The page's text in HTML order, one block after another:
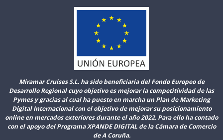
Miramar Cruises S.L. ha sido beneficiaria del Fondo Europeo de
Desarrollo Regional cuyo objetivo es mejorar la competitividad de las
Pymes y gracias al cual ha puesto en marcha un Plan de Marketing
Digital Internacional con el objetivo de mejorar su posicionamiento
online en mercados exteriores durante el año 2022. Para ello ha contado
con el apoyo del Programa XPANDE DIGITAL de la Cámara de Comercio
de A Coruña.